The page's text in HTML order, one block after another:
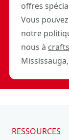
offres
Vous
notre
nous à
RESSOURCES